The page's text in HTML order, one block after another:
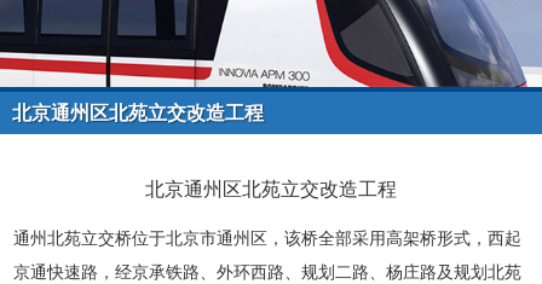
北京通州区北苑立交改造工程
北京通州区北苑立交改造工程
通州北苑立交桥位于北京市通州区，该桥全部采用高架桥形式，西起
京通快速路，经京承铁路、外环西路、规划二路、杨庄路及规划北苑